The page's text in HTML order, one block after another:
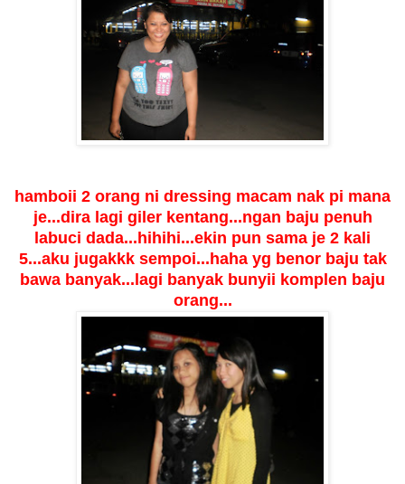
hamboii 2 orang ni dressing macam nak pi mana
je...dira lagi giler kentang...ngan baju penuh
labuci dada...hihihi...ekin pun sama je 2 kali
5...aku jugakkk sempoi...haha yg benor baju tak
bawa banyak...lagi banyak bunyii komplen baju
orang...